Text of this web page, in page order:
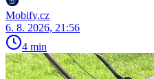
Mobify.cz
6. 8. 2026, 21:56
4 min